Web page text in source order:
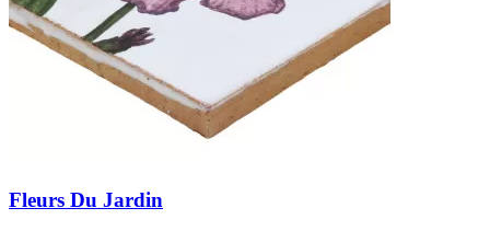
Fleurs Du Jardin